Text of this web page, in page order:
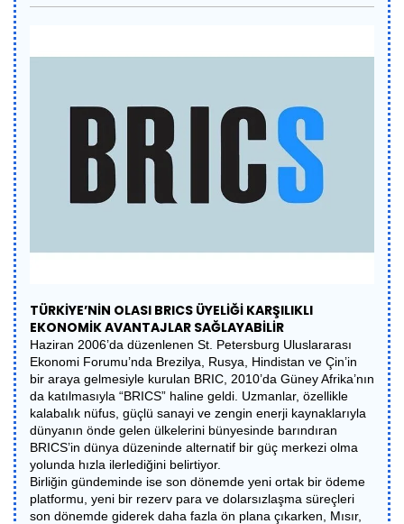
TÜRKİYE’NİN OLASI BRICS ÜYELİĞİ KARŞILIKLI
EKONOMİK AVANTAJLAR SAĞLAYABİLİR
Haziran 2006’da düzenlenen St. Petersburg Uluslararası
Ekonomi Forumu’nda Brezilya, Rusya, Hindistan ve Çin’in
bir araya gelmesiyle kurulan BRIC, 2010’da Güney Afrika’nın
da katılmasıyla “BRICS” haline geldi. Uzmanlar, özellikle
kalabalık nüfus, güçlü sanayi ve zengin enerji kaynaklarıyla
dünyanın önde gelen ülkelerini bünyesinde barındıran
BRICS’in dünya düzeninde alternatif bir güç merkezi olma
yolunda hızla ilerlediğini belirtiyor.
Birliğin gündeminde ise son dönemde yeni ortak bir ödeme
platformu, yeni bir rezerv para ve dolarsızlaşma süreçleri
son dönemde giderek daha fazla ön plana çıkarken, Mısır,